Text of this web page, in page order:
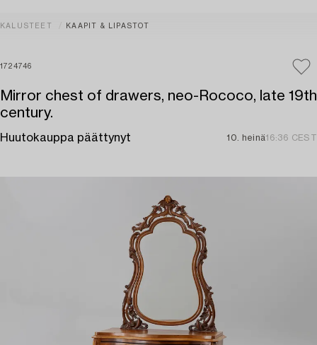
KALUSTEET KAAPIT & LIPASTOT
1724746
Mirror chest of drawers, neo-Rococo, late 19th
century.
Huutokauppa päättynyt 10. heinä16:36 CEST